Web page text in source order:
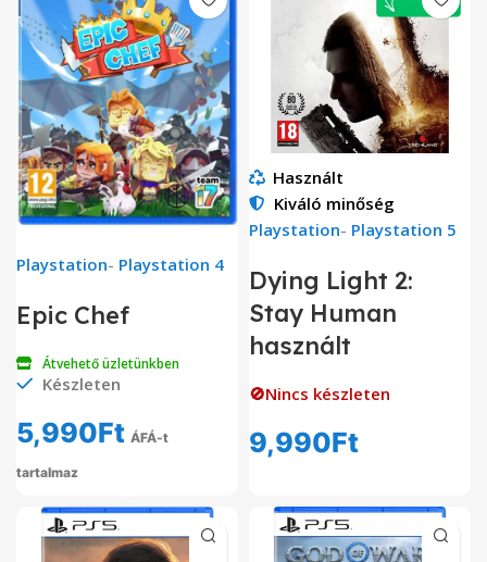
Playstation- Playstation 4
Epic Chef
Átvehető üzletünkben
Készleten
5,990Ft ÁFÁ-t
tartalmaz
Használt
Kiváló minőség
Playstation- Playstation 5
Dying Light 2:
Stay Human
használt
🚫Nincs készleten
9,990Ft